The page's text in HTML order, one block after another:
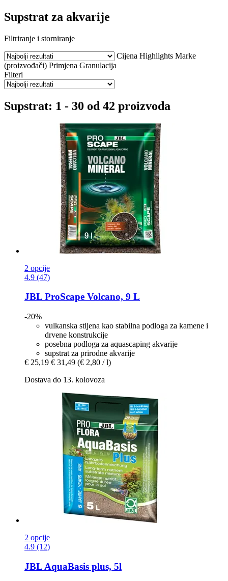
Supstrat za akvarije
Filtriranje i storniranje
Cijena Highlights Marke
(proizvođači) Primjena Granulacija
Filteri
Supstrat: 1 - 30 od 42 proizvoda
2 opcije
4.9 (47)
JBL ProScape Volcano, 9 L
-20%
vulkanska stijena kao stabilna podloga za kamene i
drvene konstrukcije
posebna podloga za aquascaping akvarije
supstrat za prirodne akvarije
€ 25,19 € 31,49 (€ 2,80 / l)
Dostava do 13. kolovoza
2 opcije
4.9 (12)
JBL AquaBasis plus, 5l